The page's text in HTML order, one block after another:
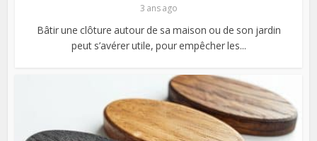
3 ans ago
Bâtir une clôture autour de sa maison ou de son jardin
peut s’avérer utile, pour empêcher les...